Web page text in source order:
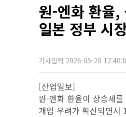
원-엔화 환율
일본 정부 시
기사입력 2026-05-20
[산업일보]
원-엔화 환율이 상승세
개입 우려가 확산되면서